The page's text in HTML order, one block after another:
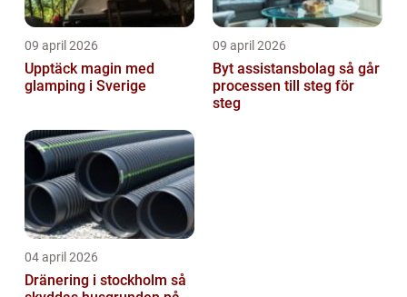
09 april 2026
Upptäck magin med
glamping i Sverige
09 april 2026
Byt assistansbolag så går
processen till steg för
steg
04 april 2026
Dränering i stockholm så